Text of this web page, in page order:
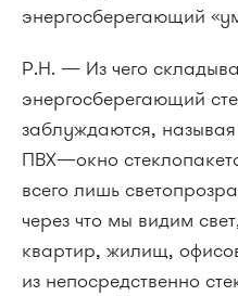
энергосберегающий
Р.Н. — Из чего
энергосберегающий
заблуждаются,
ПВХ—окно
всего лишь
через что мы видим
квартир, жилищ,
из непосредственно